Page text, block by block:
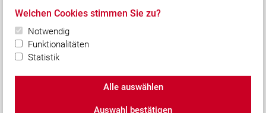
LFV Bayern
Interner Bereich
Kreisbrandinspektion Neuburg-Schrobenhausen
Interne Seite - Feuerwehrfest
© 2026 Freiwillige Feuerwehr Unterhausen e. V.
Welchen Cookies stimmen Sie zu?
Notwendig
Funktionalitäten
Statistik
Alle auswählen
Auswahl bestätigen